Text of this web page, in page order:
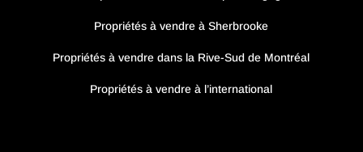
Propriétés à vendre à Sherbrooke
Propriétés à vendre dans la Rive-Sud de Montréal
Propriétés à vendre à l’international